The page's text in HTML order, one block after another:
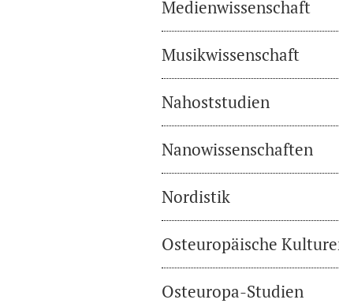
Medienwissenschaft
Musikwissenschaft
Nahoststudien
Nanowissenschaften
Nordistik
Osteuropäische
Osteuropa-Studien